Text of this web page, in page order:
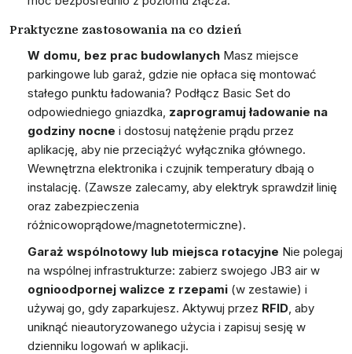
Praktyczne zastosowania na co dzień
W domu, bez prac budowlanych Masz miejsce
parkingowe lub garaż, gdzie nie opłaca się montować
stałego punktu ładowania? Podłącz Basic Set do
odpowiedniego gniazdka, zaprogramuj ładowanie na
godziny nocne i dostosuj natężenie prądu przez
aplikację, aby nie przeciążyć wyłącznika głównego.
Wewnętrzna elektronika i czujnik temperatury dbają o
instalację. (Zawsze zalecamy, aby elektryk sprawdził linię
oraz zabezpieczenia
różnicowoprądowe/magnetotermiczne).
Garaż wspólnotowy lub miejsca rotacyjne Nie polegaj
na wspólnej infrastrukturze: zabierz swojego JB3 air w
ognioodpornej walizce z rzepami (w zestawie) i
używaj go, gdy zaparkujesz. Aktywuj przez RFID, aby
uniknąć nieautoryzowanego użycia i zapisuj sesję w
dzienniku logowań w aplikacji.